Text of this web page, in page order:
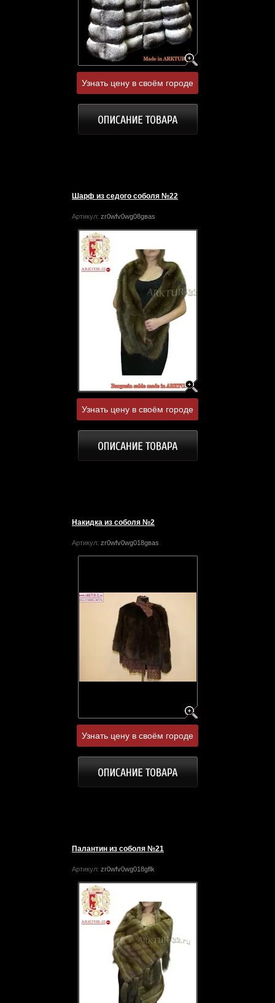
Узнать цену в своём городе
Шарф из седого соболя №22
Артикул: zr0wfv0wg08gвas
Узнать цену в своём городе
Накидка из соболя №2
Артикул: zr0wfv0wg018gвas
Узнать цену в своём городе
Палантин из соболя №21
Артикул: zr0wfv0wg018gflk